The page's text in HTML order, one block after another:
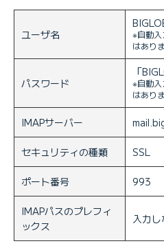
ユーザ名
※自動
はあり
パスワード
「
※自動
はあり
IMAPサーバー
セキュリティの種類 SSL
ポート番号 993
IMAPパスのプレフィ
ックス
入力し